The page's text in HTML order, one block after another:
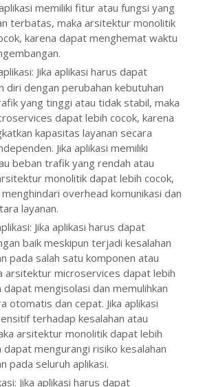
memiliki fitur atau fungsi yang
terbatas, maka arsitektur monolitik
karena dapat menghemat waktu
Jika aplikasi harus dapat
diri dengan perubahan kebutuhan
yang tinggi atau tidak stabil, maka
dapat lebih cocok, karena
kapasitas layanan secara
Jika aplikasi memiliki
beban trafik yang rendah atau
monolitik dapat lebih cocok,
overhead komunikasi dan
layanan.
Jika aplikasi harus dapat
baik meskipun terjadi kesalahan
pada salah satu komponen atau
arsitektur microservices dapat lebih
dapat mengisolasi dan memulihkan
otomatis dan cepat. Jika aplikasi
terhadap kesalahan atau
arsitektur monolitik dapat lebih
dapat mengurangi risiko kesalahan
pada seluruh aplikasi.
Jika aplikasi harus dapat